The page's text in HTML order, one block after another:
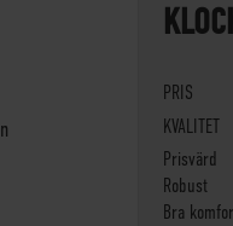
PRIS
KVALITET
Prisvärd
Robust
Bra